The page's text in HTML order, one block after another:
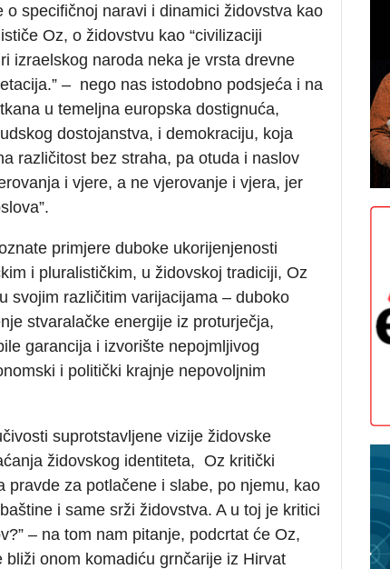
specifičnoj naravi i dinamici židovstva kao
Oz, o židovstvu kao “civilizaciji
izraelskog naroda neka je vrsta drevne
– nego nas istodobno podsjeća i na
u temeljna europska dostignuća,
dostojanstva, i demokraciju, koja
različitost bez straha, pa otuda i naslov
i vjere, a ne vjerovanje i vjera, jer
primjere duboke ukorijenjenosti
i pluralističkim, u židovskoj tradiciji, Oz
svojim različitim varijacijama – duboko
stvaralačke energije iz proturječja,
garancija i izvorište nepojmljivog
i politički krajnje nepovoljnim
suprotstavljene vizije židovske
židovskog identiteta, Oz kritički
za potlačene i slabe, po njemu, kao
i same srži židovstva. A u toj je kritici
– na tom nam pitanje, podcrtat će Oz,
onom komadiću grnčarije iz Hirvat